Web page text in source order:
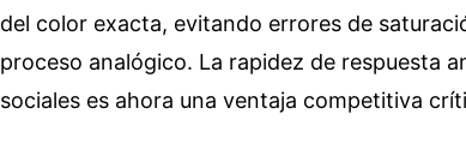
del color exacta, evitando errores de
proceso analógico. La rapidez de respuesta
sociales es ahora una ventaja competitiva